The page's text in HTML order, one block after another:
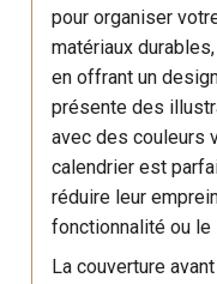
pour organiser
matériaux
en offrant un
présente des
avec des couleurs
calendrier est
réduire leur
fonctionnalité ou le
La couverture